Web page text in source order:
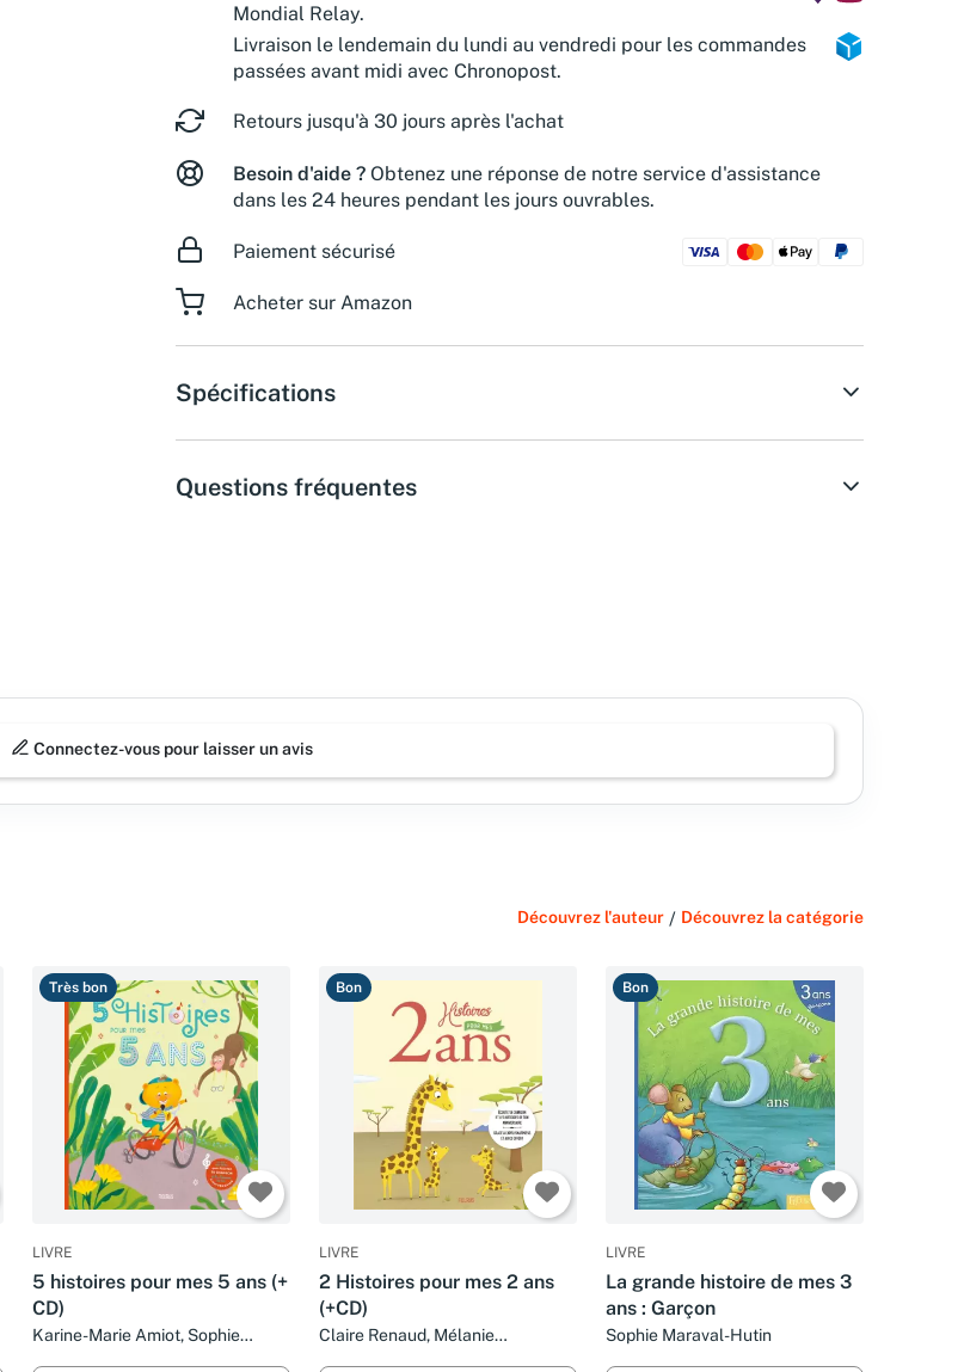
Mondial Relay.
Livraison le lendemain du lundi au vendredi pour les commandes
passées avant midi avec Chronopost.
Retours jusqu'à 30 jours après l'achat
Besoin d'aide ? Obtenez une réponse de notre service d'assistance
dans les 24 heures pendant les jours ouvrables.
Paiement sécurisé
Acheter sur Amazon
Spécifications
Questions fréquentes
Connectez-vous pour laisser un avis
Découvrez l'auteur / Découvrez la catégorie
Très bon
LIVRE
5 histoires pour mes 5 ans (+
CD)
Karine-Marie Amiot, Sophie
Bon
LIVRE
2 Histoires pour mes 2 ans
(+CD)
Claire Renaud, Mélanie
Bon
LIVRE
La grande histoire de mes 3
ans : Garçon
Sophie Maraval-Hutin